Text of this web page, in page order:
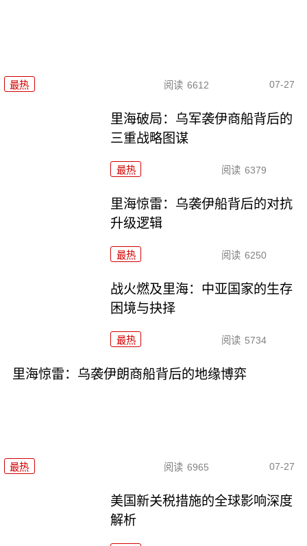
最热 阅读 6612 07-27
里海破局：乌军袭伊商船背后的
三重战略图谋
最热 阅读 6379
里海惊雷：乌袭伊船背后的对抗
升级逻辑
最热 阅读 6250
战火燃及里海：中亚国家的生存
困境与抉择
最热 阅读 5734
里海惊雷：乌袭伊朗商船背后的地缘博弈
最热 阅读 6965 07-27
美国新关税措施的全球影响深度
解析